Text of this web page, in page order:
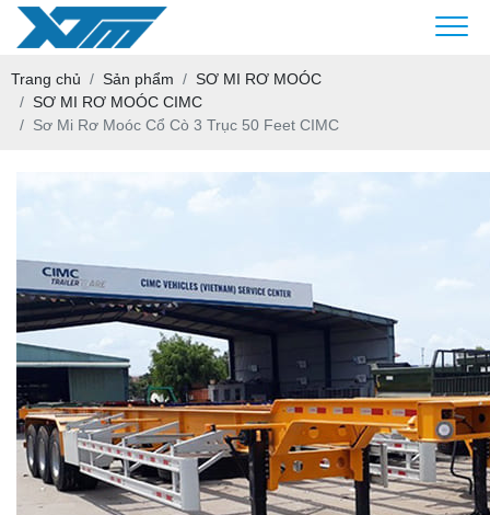
Trang chủ Sản phẩm
SƠ MI RƠ MOÓC
SƠ MI RƠ MOÓC CIMC
Sơ Mi Rơ Moóc Cổ Cò 3 Trục 50 Feet CIMC